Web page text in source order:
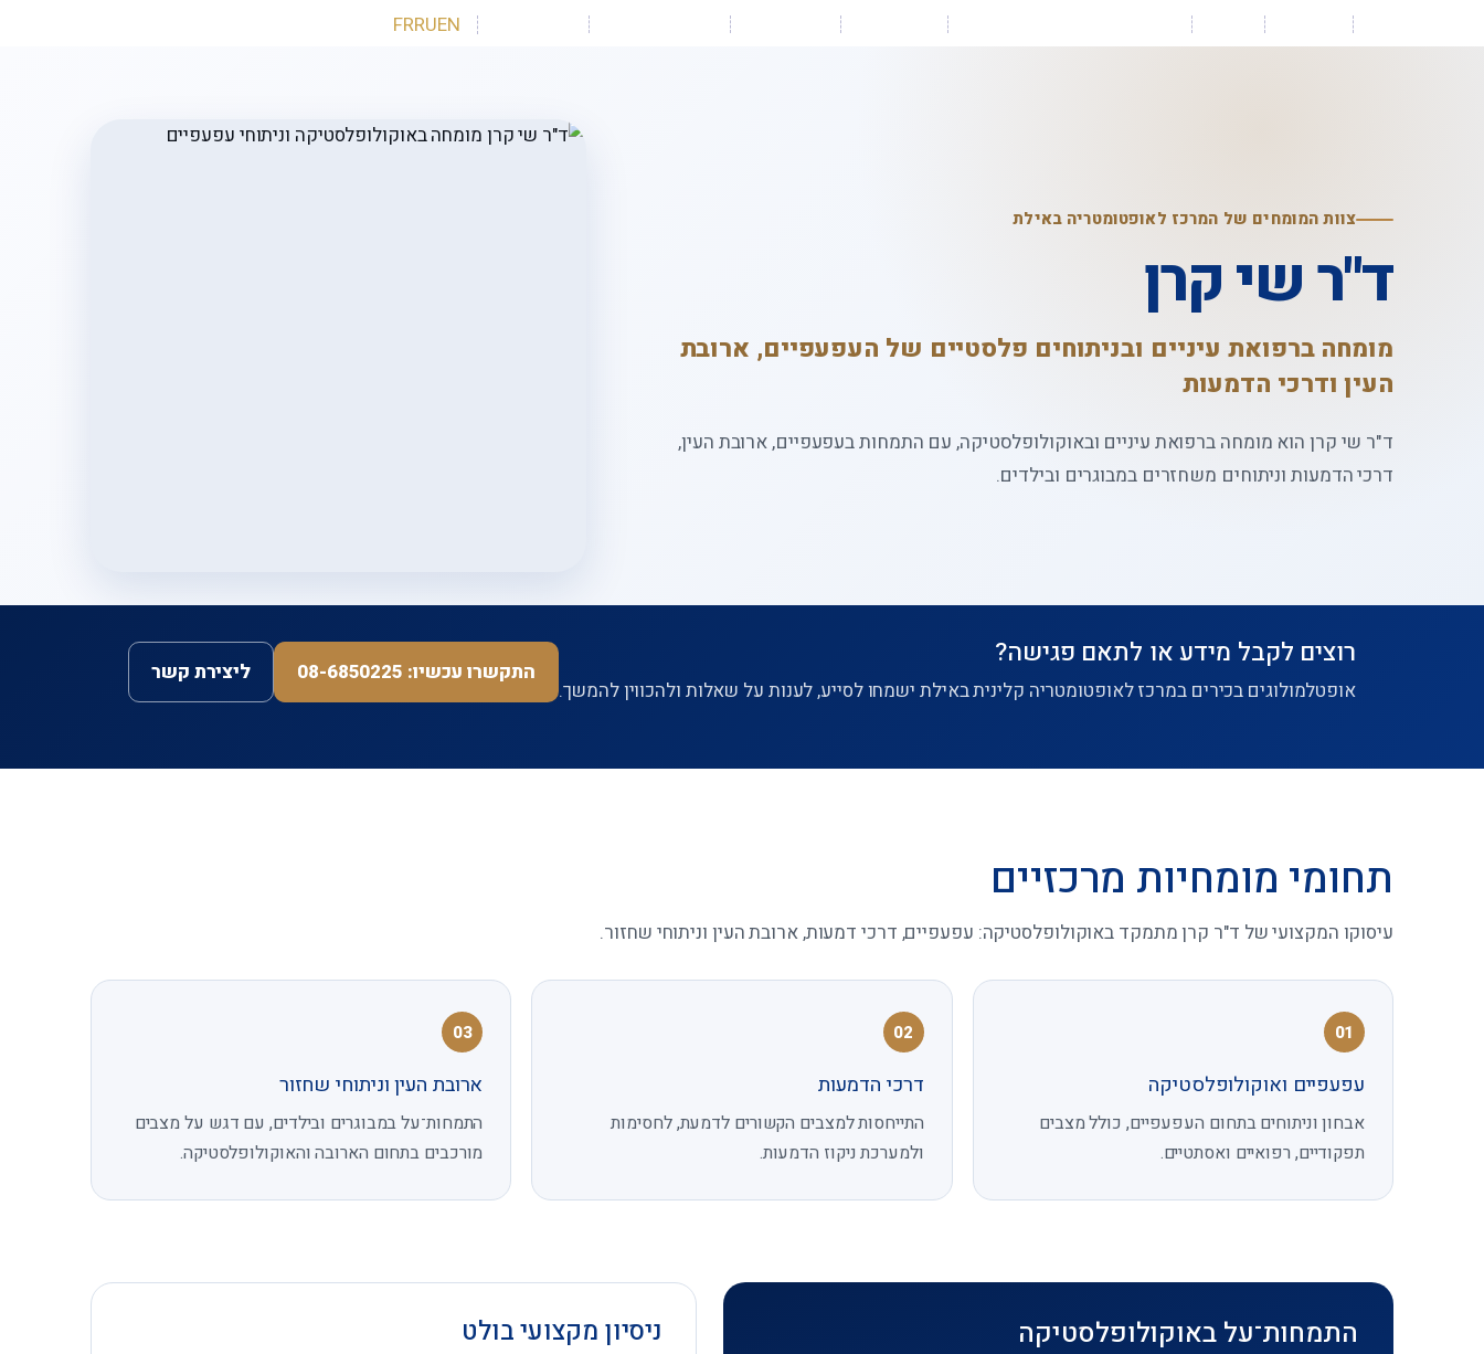
EN
RU
FR
צוות המומחים של המרכז לאופטומטריה באילת
ד"ר שי קרן
מומחה ברפואת עיניים ובניתוחים פלסטיים של העפעפיים, ארובת
העין ודרכי הדמעות
ד"ר שי קרן הוא מומחה ברפואת עיניים ובאוקולופלסטיקה, עם התמחות בעפעפיים, ארובת העין,
דרכי הדמעות וניתוחים משחזרים במבוגרים ובילדים.
רוצים לקבל מידע או לתאם פגישה?
אופטלמולוגים בכירים במרכז לאופטומטריה קלינית באילת ישמחו לסייע, לענות על שאלות ולהכווין להמשך.
התקשרו עכשיו: 08-6850225 ליצירת קשר
תחומי מומחיות מרכזיים
עיסוקו המקצועי של ד"ר קרן מתמקד באוקולופלסטיקה: עפעפיים, דרכי דמעות, ארובת העין וניתוחי שחזור.
01
עפעפיים ואוקולופלסטיקה
אבחון וניתוחים בתחום העפעפיים, כולל מצבים
תפקודיים, רפואיים ואסתטיים.
02
דרכי הדמעות
התייחסות למצבים הקשורים לדמעת, לחסימות
ולמערכת ניקוז הדמעות.
03
ארובת העין וניתוחי שחזור
התמחות־על במבוגרים ובילדים, עם דגש על מצבים
מורכבים בתחום הארובה והאוקולופלסטיקה.
התמחות־על באוקולופלסטיקה ניסיון מקצועי בולט